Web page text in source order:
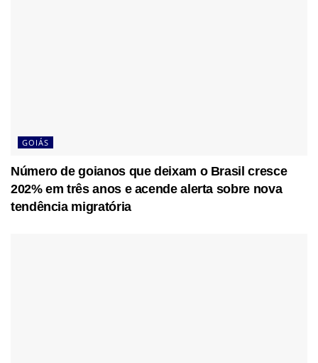
GOIÁS
Número de goianos que deixam o Brasil cresce
202% em três anos e acende alerta sobre nova
tendência migratória